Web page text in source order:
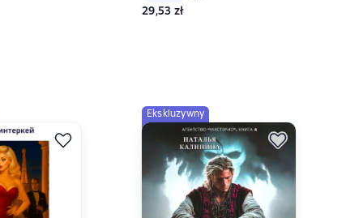
29,53 zł
Ekskluzywny